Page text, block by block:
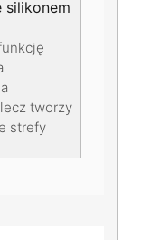
silikonem
tworzy
strefy